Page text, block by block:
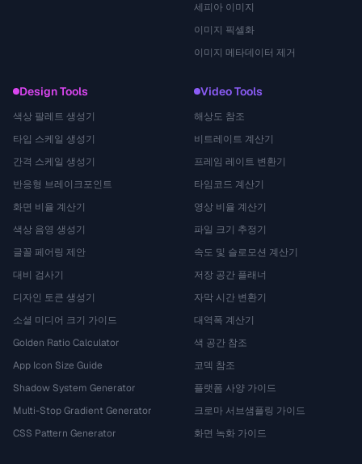
세피아 이미지
이미지 픽셀화
이미지 메타데이터 제거
Design Tools
색상 팔레트 생성기
타입 스케일 생성기
간격 스케일 생성기
반응형 브레이크포인트
화면 비율 계산기
색상 음영 생성기
글꼴 페어링 제안
대비 검사기
디자인 토큰 생성기
소셜 미디어 크기 가이드
Golden Ratio Calculator
App Icon Size Guide
Shadow System Generator
Multi-Stop Gradient Generator
CSS Pattern Generator
Video Tools
해상도 참조
비트레이트 계산기
프레임 레이트 변환기
타임코드 계산기
영상 비율 계산기
파일 크기 추정기
속도 및 슬로모션 계산기
저장 공간 플래너
자막 시간 변환기
대역폭 계산기
색 공간 참조
코덱 참조
플랫폼 사양 가이드
크로마 서브샘플링 가이드
화면 녹화 가이드